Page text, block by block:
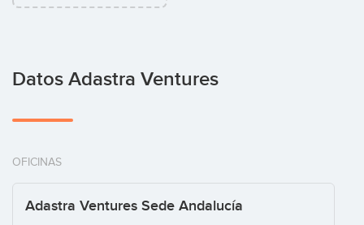
Datos Adastra Ventures
OFICINAS
Adastra Ventures Sede Andalucía